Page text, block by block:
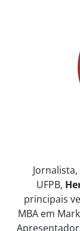
UFPB,
principais
MBA em